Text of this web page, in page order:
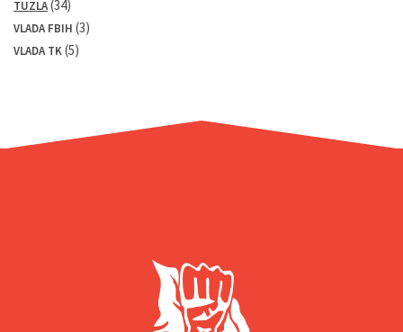
TUZLA(34)
VLADA FBIH (3)
VLADA TK(5)